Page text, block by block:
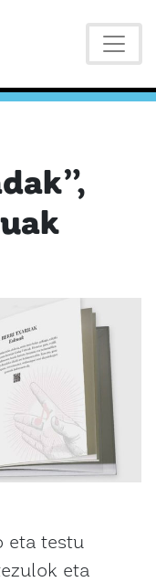
eta testu
eta